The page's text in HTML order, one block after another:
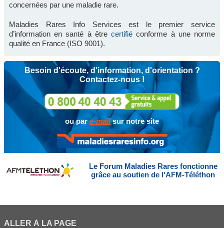
concernées par une maladie rare.
Maladies Rares Info Services est le premier service
d’information en santé à êtrecertifié conforme à une norme
qualité en France (ISO 9001).
Besoin d'écoute, d'information, d'orientation ?
Contactez-nous !
ou pare-mailsur notre site
Le Forum Maladies Rares fonctionne
grâce au soutien de l'AFM-Téléthon
ALLER À LA PAGE